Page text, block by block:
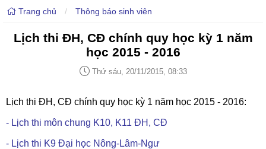
Trang chủ / Thông báo sinh viên
Lịch thi ĐH, CĐ chính quy học kỳ 1 năm
học 2015 - 2016
Thứ sáu, 20/11/2015, 08:33
Lịch thi ĐH, CĐ chính quy học kỳ 1 năm học 2015 - 2016:
- Lịch thi môn chung K10, K11 ĐH, CĐ
- Lịch thi K9 Đại học Nông-Lâm-Ngư